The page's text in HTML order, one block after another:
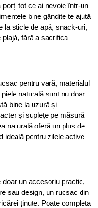
tot ce ai nevoie într-un
bine gândite te ajută
la sticle de apă, snack-uri,
plajă, fără a sacrifica
pentru vară, materialul
naturală sunt nu doar
bine la uzură și
și suplețe pe măsură
naturală oferă un plus de
ideală pentru zilele active
doar un accesoriu practic,
sau design, un rucsac din
ținute. Poate completa